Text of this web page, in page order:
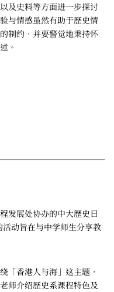
及史料等方面进一步探讨
与情感虽然有助于歷史情
制约，并要警觉地秉持怀
。
发展处协办的中大歷史日
动旨在与中学师生分享教
「香港人与海」这主题，
师介绍歷史系课程特色及